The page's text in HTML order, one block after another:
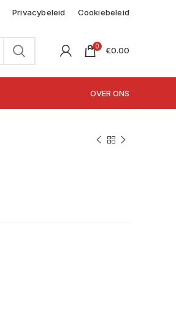
Privacybeleid Cookiebeleid
0 €0.00
OVER ONS